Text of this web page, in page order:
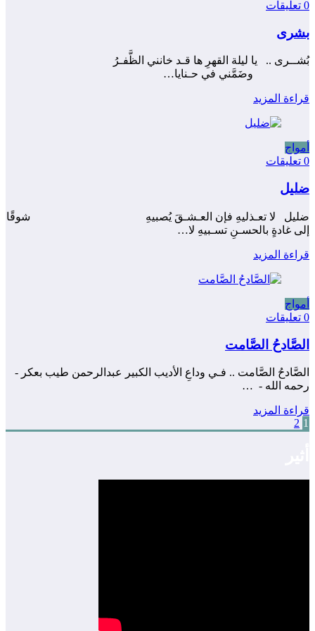
0 تعليقات
بشرى
بُشــرى .. يا ليلة القهرِ ها قـد خانني الظَّفـرُ ‍
وضَمَّني في حـنايا…
قراءة المزيد
أمواج
0 تعليقات
ضليل
ضليل لا تعـذليهِ فإن العـشـقَ يُصبيهِ ‍ شوقًا
إلى غادةٍ بالحسـنِ تسـبيهِ لا…
قراءة المزيد
أمواج
0 تعليقات
الصَّادحُ الصَّامت
الصَّادحُ الصَّامت .. فـي وداعِ الأديب الكبير عبدالرحمن طيب بعكر -
رحمه الله - …
قراءة المزيد
تعدد
1
2